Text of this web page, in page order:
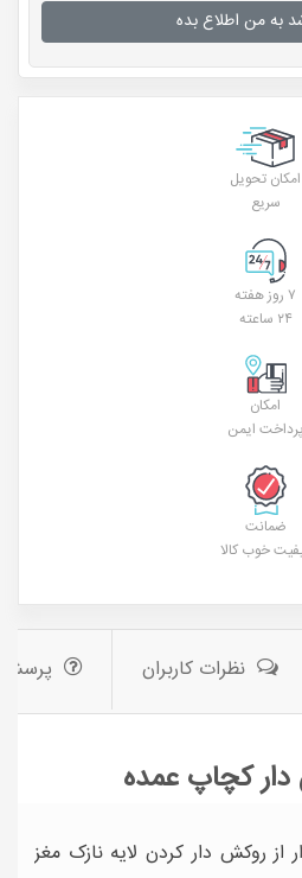
به من اطلاع بده
امکان تحویل
سریع
۷ روز هفته
۲۴ ساعته
امکان
پرداخت ایمن
ضمانت
خوب کالا
نظرات کاربران
دار کچاپ عمده
از روکش دار کردن لایه نازک مغز